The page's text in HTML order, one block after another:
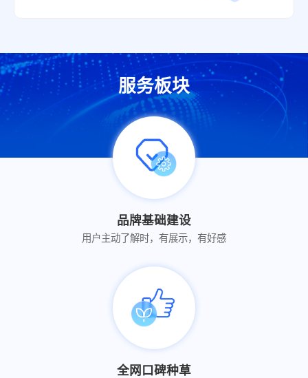
服务板块
品牌基础建设
用户主动了解时，有展示，有好感
全网口碑种草